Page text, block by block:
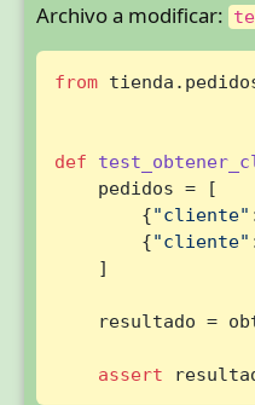
Archivo a modificar:
from
def
    pedidos = [
        {
"cliente"
        {
"cliente"
    ]
resultado =
assert